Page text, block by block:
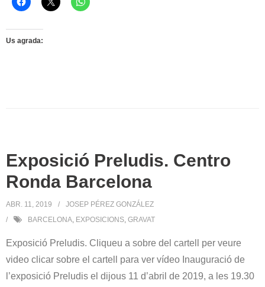
Us agrada:
Exposició Preludis. Centro
Ronda Barcelona
ABR. 11, 2019
JOSEP PÉREZ GONZÁLEZ
BARCELONA, EXPOSICIONS, GRAVAT
Exposició Preludis. Cliqueu a sobre del cartell per veure
video clicar sobre el cartell para ver vídeo Inauguració de
l’exposició Preludis el dijous 11 d’abril de 2019, a les 19.30